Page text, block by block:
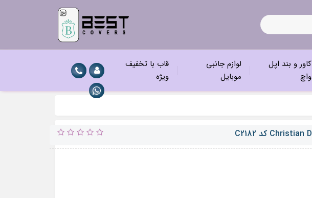
کاور و بند اپل
واچ
لوازم جانبی
موبایل
قاب با تخفیف
ویژه